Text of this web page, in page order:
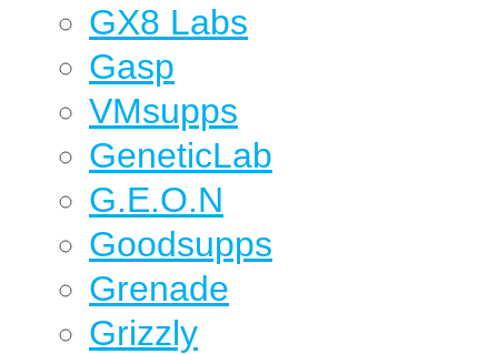
GX8 Labs
Gasp
VMsupps
GeneticLab
G.E.O.N
Goodsupps
Grenade
Grizzly